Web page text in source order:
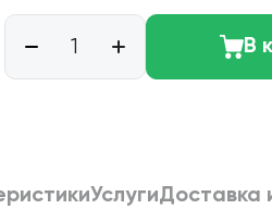
В
УслугиДоставка